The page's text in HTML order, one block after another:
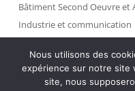
Bâtiment Second Oeuvre et
Industrie et communication
Intranet
Nous utilisons des
expérience sur notre site
site, nous